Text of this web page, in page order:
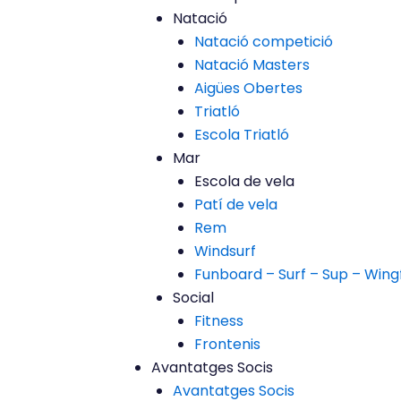
Natació
Natació competició
Natació Masters
Aigües Obertes
Triatló
Escola Triatló
Mar
Escola de vela
Patí de vela
Rem
Windsurf
Funboard – Surf – Sup –
Social
Fitness
Frontenis
Avantatges Socis
Avantatges Socis